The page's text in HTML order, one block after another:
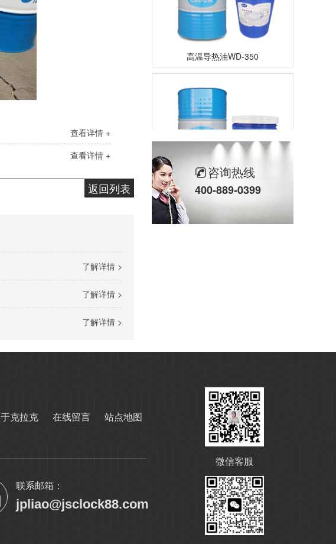
查看详情 +
查看详情 +
返回列表
了解详情 >
了解详情 >
了解详情 >
高温导热油WD-350
高温导热油HD-350
无锌抗磨液压油
咨询热线
400-889-0399
克拉克 在线留言 站点地图
联系邮箱：
jpliao@jsclock88.com
微信客服